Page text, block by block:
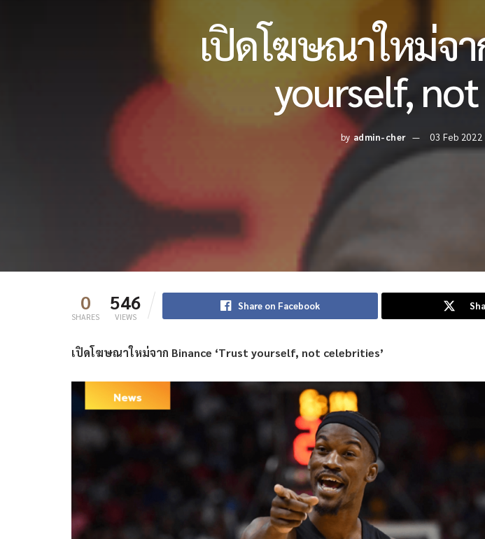
เปิดโฆษณาใหม่จา
yourself,
by admin-cher 03 Feb 2022
0
SHARES
546
VIEWS
Share on Facebook
เปิดโฆษณาใหม่จาก Binance ‘Trust yourself, not celebrities’